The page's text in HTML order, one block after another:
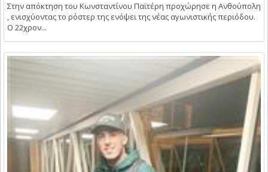
Στην απόκτηση του Κωνσταντίνου Παϊτέρη προχώρησε η Ανθούπολη
, ενισχύοντας το ρόστερ της ενόψει της νέας αγωνιστικής περιόδου.
Ο 22χρον...